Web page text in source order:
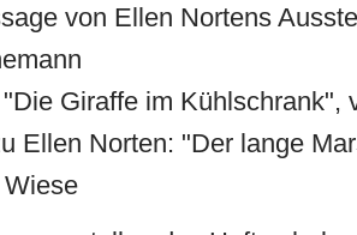
von Ellen Nortens
Giraffe im Kühlschrank",
Ellen Norten: "Der lange